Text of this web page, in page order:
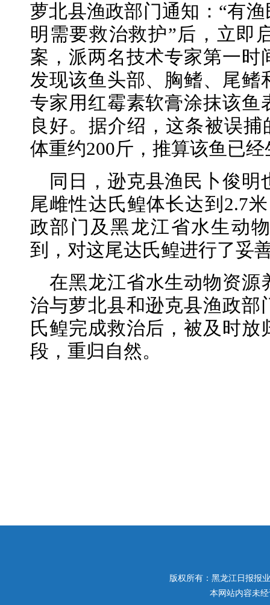
萝北县渔政部门通知：“有
明需要救治救护”后，立即
案，派两名技术专家第一
发现该鱼头部、胸鳍、尾鳍
专家用红霉素软膏涂抹该鱼
良好。据介绍，这条被误
体重约200斤，推算该鱼已
同日，逊克县渔民卜俊
尾雌性达氏鳇体长达到2.7
政部门及黑龙江省水生动
到，对这尾达氏鳇进行了妥
在黑龙江省水生动物资源
治与萝北县和逊克县渔政部
氏鳇完成救治后，被及时
段，重归自然。
版权所有：黑龙江日报报
本网站内容未